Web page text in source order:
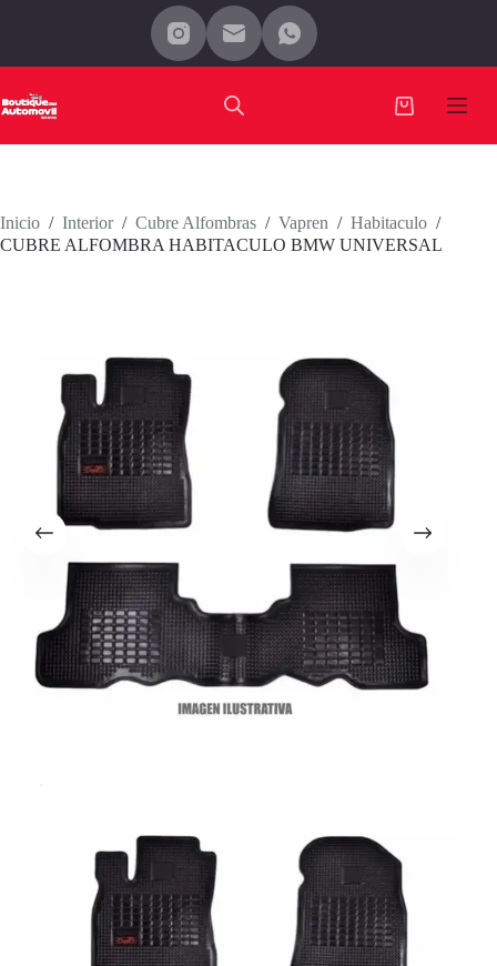
Carro
Inicio / Interior / Cubre Alfombras / Vapren / Habitaculo /
CUBRE ALFOMBRA HABITACULO BMW UNIVERSAL